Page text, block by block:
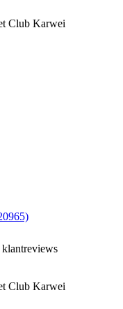
Club Karwei
klantreviews
Club Karwei